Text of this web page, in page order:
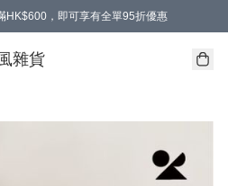
，即可享有全單95折優惠
訂單消費購物滿HK$680(折扣後），可享有
雜貨